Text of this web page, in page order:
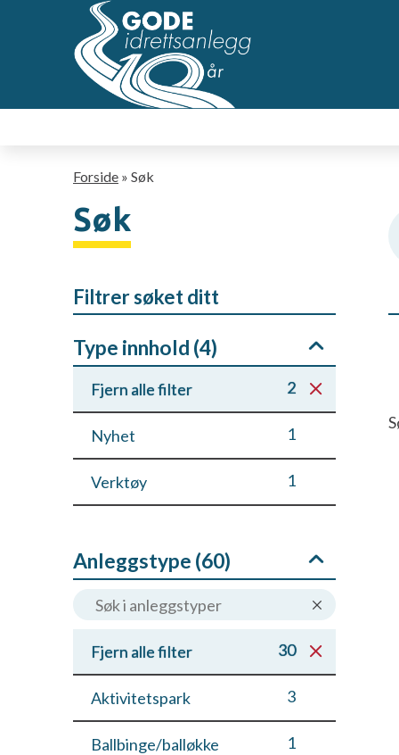
hovedsideinnhold
Navigasjonssti
Forside Søk
Søk
Filtrer søket ditt
Type innhold (4)
Fjern alle filter 2
Nyhet 1
Verktøy 1
Anleggstype (60)
Fjern alle filter 30
Aktivitetspark 3
Ballbinge/balløkke 1